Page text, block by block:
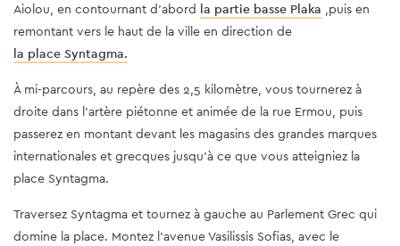
Aiolou, en contournant d'abord la partie basse Plaka ,puis en
remontant vers le haut de la ville en direction de
la place Syntagma.
À mi-parcours, au repère des 2,5 kilomètre, vous tournerez à
droite dans l'artère piétonne et animée de la rue Ermou, puis
passerez en montant devant les magasins des grandes marques
internationales et grecques jusqu'à ce que vous atteigniez la
place Syntagma.
Traversez Syntagma et tournez à gauche au Parlement Grec qui
domine la place. Montez l'avenue Vasilissis Sofias, avec le